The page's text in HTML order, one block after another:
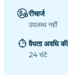
रीचार्ज
उपलब्ध नहीं
वैधता अवधि
24 घंटे